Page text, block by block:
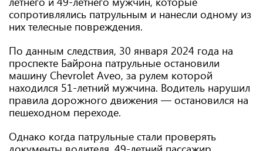
сопротивлялись патрульным и нанесли одному из
них телесные повреждения.
По данным следствия, 30 января 2024 года на
проспекте Байрона патрульные остановили
машину Chevrolet Aveo, за рулем которой
находился 51-летний мужчина. Водитель нарушил
правила дорожного движения — остановился на
пешеходном переходе.
Однако когда патрульные стали проверять